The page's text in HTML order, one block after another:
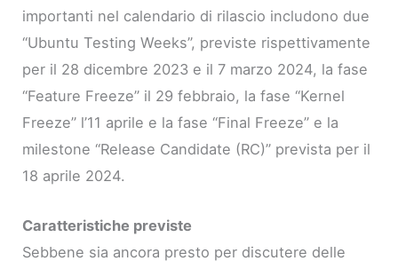
importanti nel calendario di rilascio includono due
“Ubuntu Testing Weeks”, previste rispettivamente
per il 28 dicembre 2023 e il 7 marzo 2024, la fase
“Feature Freeze” il 29 febbraio, la fase “Kernel
Freeze” l’11 aprile e la fase “Final Freeze” e la
milestone “Release Candidate (RC)” prevista per il
18 aprile 2024.
Caratteristiche previste
Sebbene sia ancora presto per discutere delle